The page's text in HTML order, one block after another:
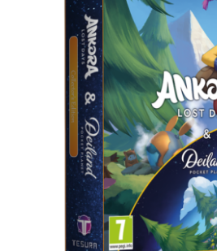
Ed. Coleccionista
Merchandising
Contacto
Carrito
Nuestras redes: